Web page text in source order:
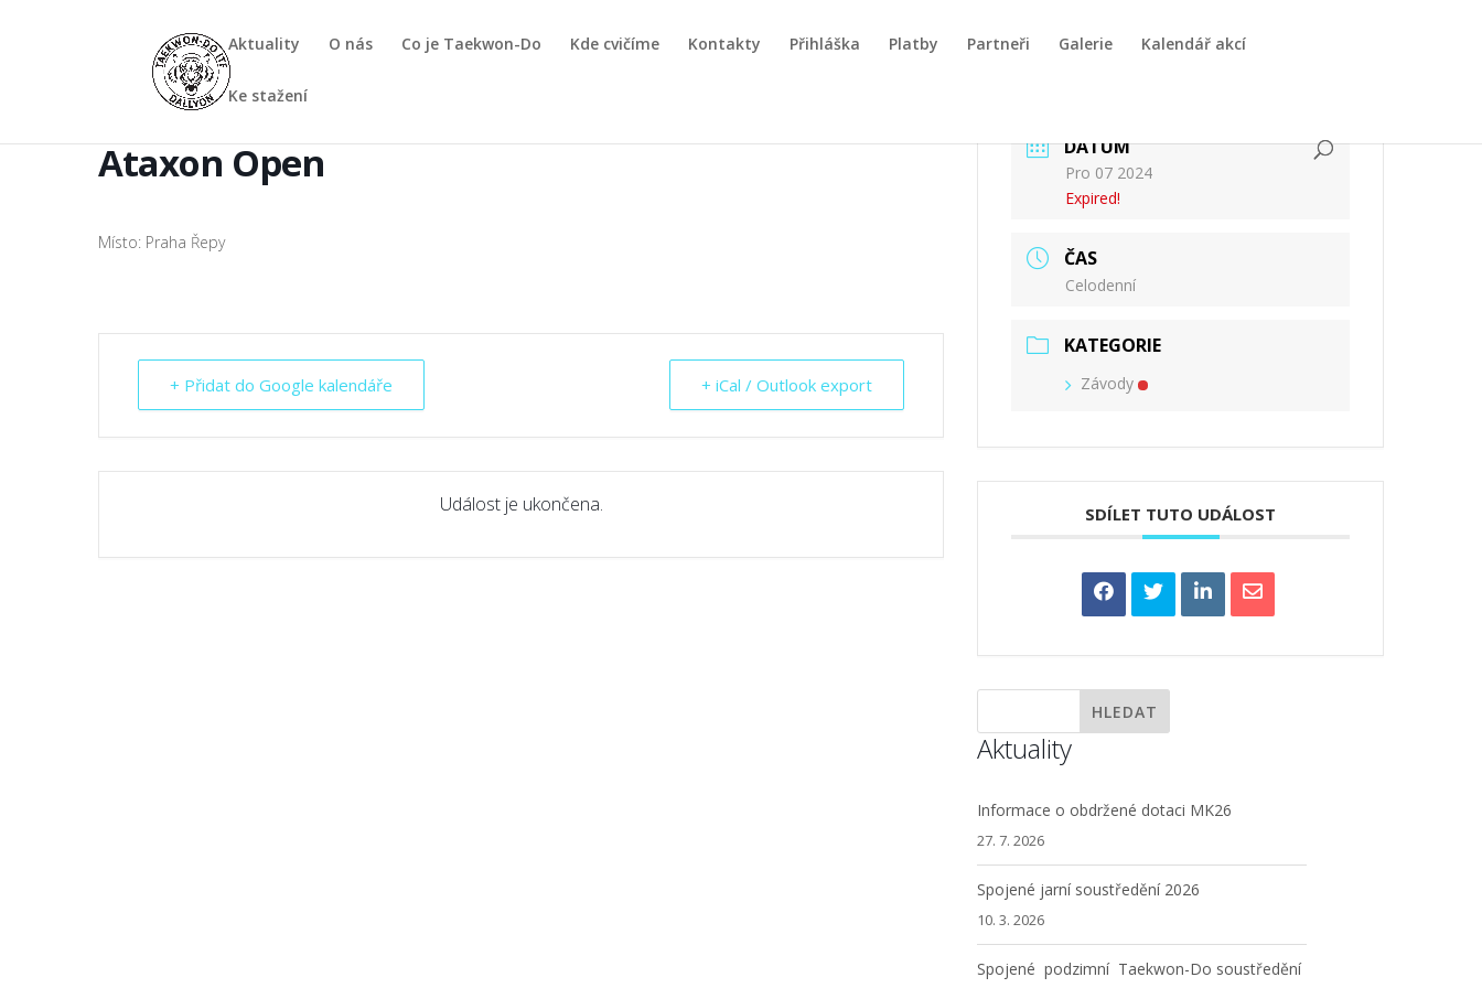
Aktuality O nás Co je Taekwon-Do Kde cvičíme Kontakty Přihláška Platby Partneři Galerie Kalendář akcí
Ke stažení
Ataxon Open
Místo: Praha Řepy
+ Přidat do Google kalendáře + iCal / Outlook export
Událost je ukončena.
DATUM
Pro 07 2024
Expired!
ČAS
Celodenní
KATEGORIE
Závody
SDÍLET TUTO UDÁLOST
Aktuality
Informace o obdržené dotaci MK26
27. 7. 2026
Spojené jarní soustředění 2026
10. 3. 2026
Spojené podzimní Taekwon-Do soustředění